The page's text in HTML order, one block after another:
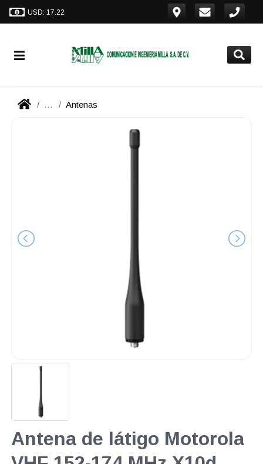
USD: 17.22
... Antenas
Antena de látigo Motorola